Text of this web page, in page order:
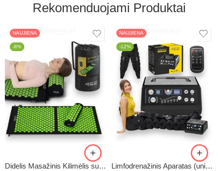
Rekomenduojami Produktai
NAUJIENA
-8%
Didelis Masažinis Kilimėlis su Pagalve XL-CLASSIC1
NAUJIENA
-12%
Limfodrenažinis Aparatas (universalus) C6